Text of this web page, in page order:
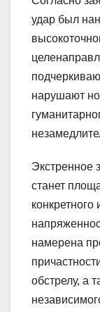
удар был
нарушают
Экстренное
станет
намерена
обстрелу, а